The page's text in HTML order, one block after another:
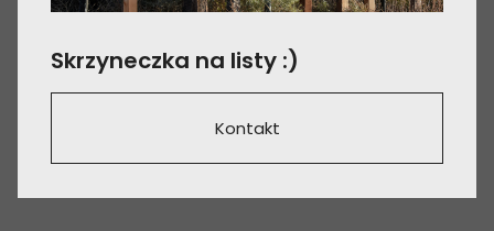
Skrzyneczka na listy :)
Kontakt